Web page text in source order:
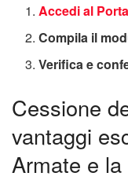
Accedi al
Compila il
Verifica e
Cessione
vantaggi
Armate e